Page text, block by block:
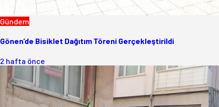
Gündem
Gönen’de Bisiklet Dağıtım Töreni Gerçekleştirildi
2 hafta önce